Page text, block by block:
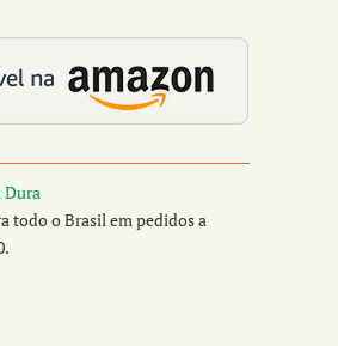
Dura
todo o Brasil em pedidos a